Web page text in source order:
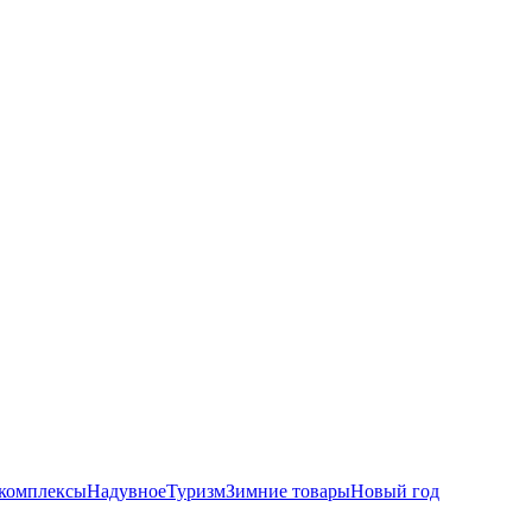
НадувноеТуризмЗимние товарыНовый год